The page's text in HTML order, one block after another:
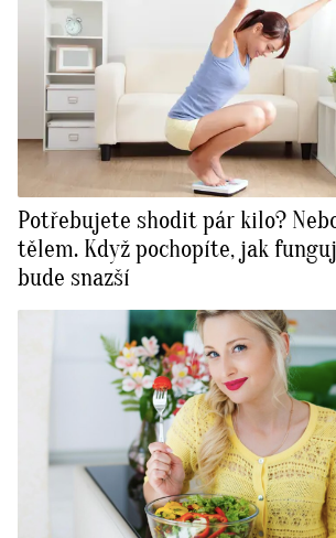
Potřebujete shodit pár kilo?
tělem. Když pochopíte, jak
bude snazší